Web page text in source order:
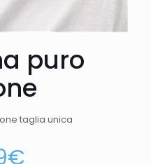
puro
taglia unica
€